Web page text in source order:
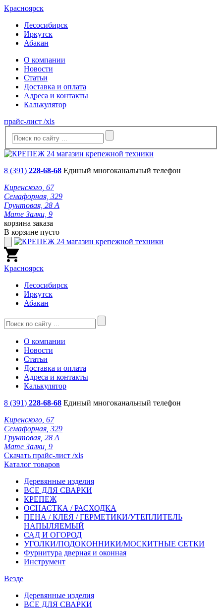
Красноярск
Лесосибирск
Иркутск
Абакан
О компании
Новости
Статьи
Доставка и оплата
Адреса и контакты
Калькулятор
прайс-лист /xls
8 (391) 228-68-68 Единый многоканальный телефон
Киренского, 67
Семафорная, 329
Грунтовая, 28 А
Мате Залки, 9
корзина заказа
В корзине пусто
Красноярск
Лесосибирск
Иркутск
Абакан
О компании
Новости
Статьи
Доставка и оплата
Адреса и контакты
Калькулятор
8 (391) 228-68-68 Единый многоканальный телефон
Киренского, 67
Семафорная, 329
Грунтовая, 28 А
Мате Залки, 9
Скачать прайс-лист /xls
Каталог товаров
Деревянные изделия
ВСЕ ДЛЯ СВАРКИ
КРЕПЕЖ
ОСНАСТКА / РАСХОДКА
ПЕНА / КЛЕЯ / ГЕРМЕТИКИ/УТЕПЛИТЕЛЬ
НАПЫЛЯЕМЫЙ
САД И ОГОРОД
УГОЛКИ/ПОДОКОННИКИ/МОСКИТНЫЕ СЕТКИ
Фурнитура дверная и оконная
Инструмент
Везде
Деревянные изделия
ВСЕ ДЛЯ СВАРКИ